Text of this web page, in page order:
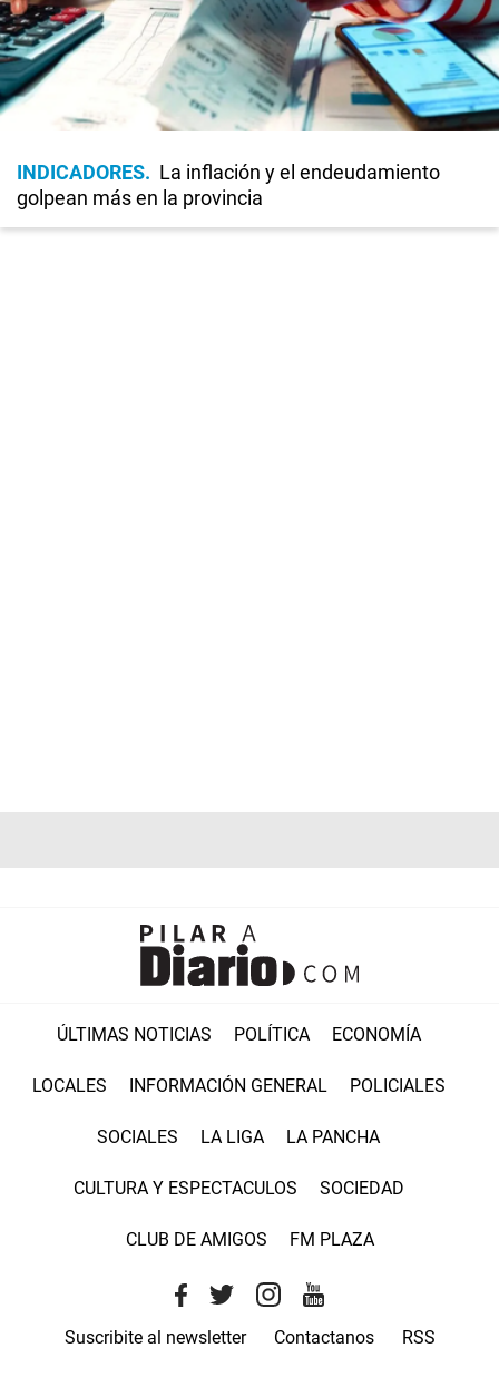
INDICADORES
La inflación y el endeudamiento
golpean más en la provincia
ÚLTIMAS NOTICIAS POLÍTICA ECONOMÍA
LOCALES INFORMACIÓN GENERAL POLICIALES
SOCIALES LA LIGA LA PANCHA
CULTURA Y ESPECTACULOS SOCIEDAD
CLUB DE AMIGOS FM PLAZA
Suscribite al newsletter Contactanos RSS